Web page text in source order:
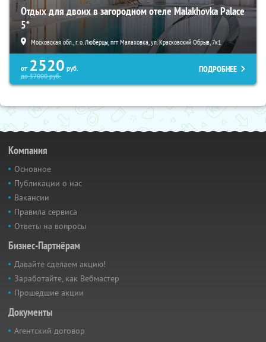
Отдых для двоих в загородном отеле Malakhovka Palace
5*
Московская обл., г. о. Люберцы, пгт Малаховка, ул. Красковский Обрыв, 7к1
от 2520 руб.
до57000руб.
ПОДРОБНЕЕ
Компания
Основное
Публикации о нас
Вакансии
Правила сервиса
Ответы на вопросы
Бизнес-Партнёрам
Давайте сделаем акцию!
Заработайте, как Вебмастер
Прошедшие акции
Документы
Агентский договор